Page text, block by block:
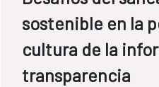
sostenible en la
cultura de la
transparencia